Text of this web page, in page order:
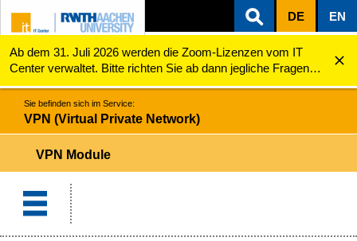
ZUM INHALTSBEREICH
ZUR HAUPTNAVIGATION
ZUR SUCHE
DE EN
Ab dem 31. Juli 2026 werden die Zoom-Lizenzen vom IT
Center verwaltet. Bitte richten Sie ab dann jegliche Fragen
zu den Zoom-Lizenzen (z.B. Probleme mit dem Login) an
servicedesk@itc.rwth-aachen.de.
VPN (Virtual Private Network) VPN Module
Sie befinden sich im Service:
VPN (Virtual Private Network)
VPN Module